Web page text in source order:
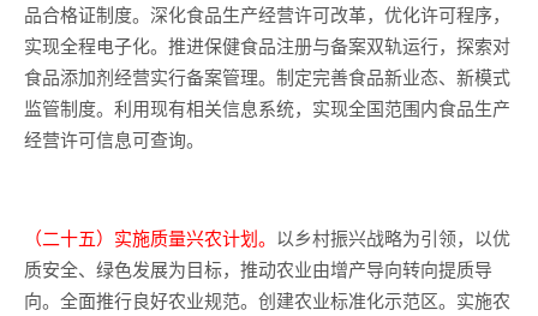
品合格证制度。深化食品生产经营许可改革，优化许可程序，
实现全程电子化。推进保健食品注册与备案双轨运行，探索对
食品添加剂经营实行备案管理。制定完善食品新业态、新模式
监管制度。利用现有相关信息系统，实现全国范围内食品生产
经营许可信息可查询。
（二十五）实施质量兴农计划。 以乡村振兴战略为引领，以优
质安全、绿色发展为目标，推动农业由增产导向转向提质导
向。全面推行良好农业规范。创建农业标准化示范区。实施农